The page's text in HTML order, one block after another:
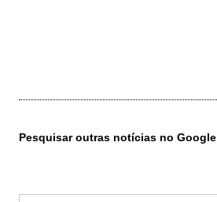
Pesquisar outras notícias no Google